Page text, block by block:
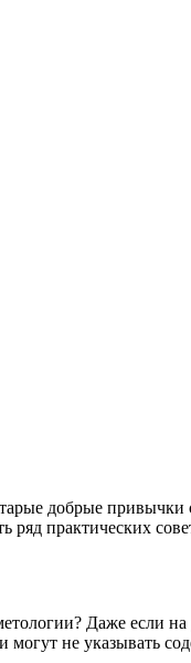
добрые
практических
Даже если
не указывать